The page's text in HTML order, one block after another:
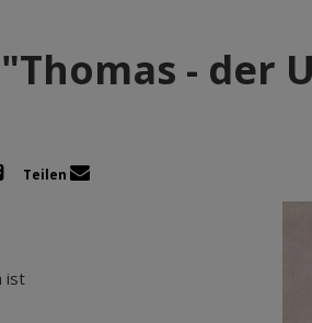
"Thomas - der
Teilen
ist